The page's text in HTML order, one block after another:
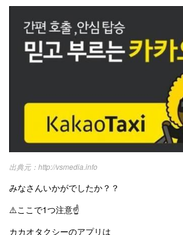
http://vsmedia.info
みなさんいかがでしたか？？
⚠️ここで1つ注意☝️
カカオタクシーのアプリは